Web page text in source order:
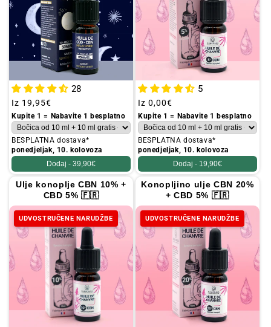
28
Redovna
cijena
Iz 19,95€
Kupite 1 = Nabavite 1 besplatno
BESPLATNA dostava*
ponedjeljak, 10. kolovoza
Dodaj - 39,90€
5
Redovna
cijena
Iz 0,00€
Kupite 1 = Nabavite 1 besplatno
BESPLATNA dostava*
ponedjeljak, 10. kolovoza
Dodaj - 19,90€
Ulje konoplje CBN 10% +
CBD 5% 🇫🇷
UDVOSTRUČENE NARUDŽBE
Konopljino ulje CBN 20%
+ CBD 5% 🇫🇷
UDVOSTRUČENE NARUDŽBE